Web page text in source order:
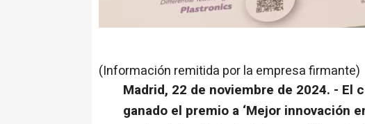
(Información remitida por la empresa firmante)
Madrid, 22 de noviembre de 2024. - El
ganado el premio a ‘Mejor innovación